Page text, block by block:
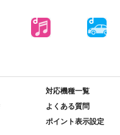
対応機種一覧
よくある質問
ポイント表示設定